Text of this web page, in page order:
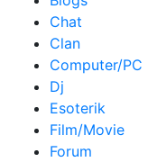
Chat
Clan
Computer/PC
Dj
Esoterik
Film/Movie
Forum